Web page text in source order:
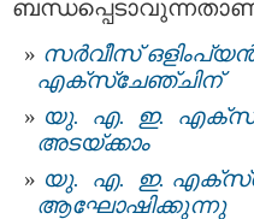
സർവീസ്
എക്സ്ചേഞ്ചിന്
യു. എ. ഇ.
അടയ്ക്കാം
യു. എ. ഇ.
ആഘോഷിക്കുന്നു